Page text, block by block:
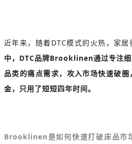
近年来，随着DTC模式的火热，家居
中，DTC品牌Brooklinen通过专注
品类的痛点需求，攻入市场快速破
金，只用了短短四年时间。
Brooklinen是如何快速打破床品市